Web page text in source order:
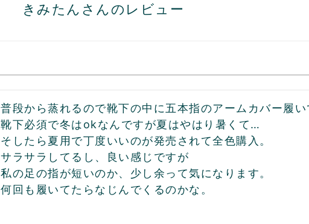
きみたんさんのレビュー
普段から蒸れるので靴下の中に五本指のアームカバー履
靴下必須で冬はokなんですが夏はやはり暑くて…
そしたら夏用で丁度いいのが発売されて全色購入。
サラサラしてるし、良い感じですが
私の足の指が短いのか、少し余って気になります。
何回も履いてたらなじんでくるのかな。